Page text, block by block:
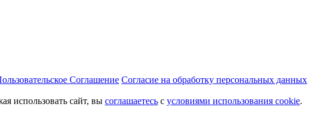
Соглашение Согласие на обработку персональных данных
использовать сайт, вы соглашаетесь с условиями использования cookie.